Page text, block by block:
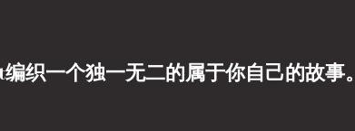
织一个独一无二的属于你自己的故事。